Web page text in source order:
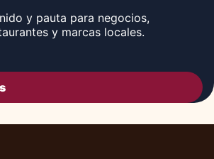
y pauta para negocios,
y marcas locales.